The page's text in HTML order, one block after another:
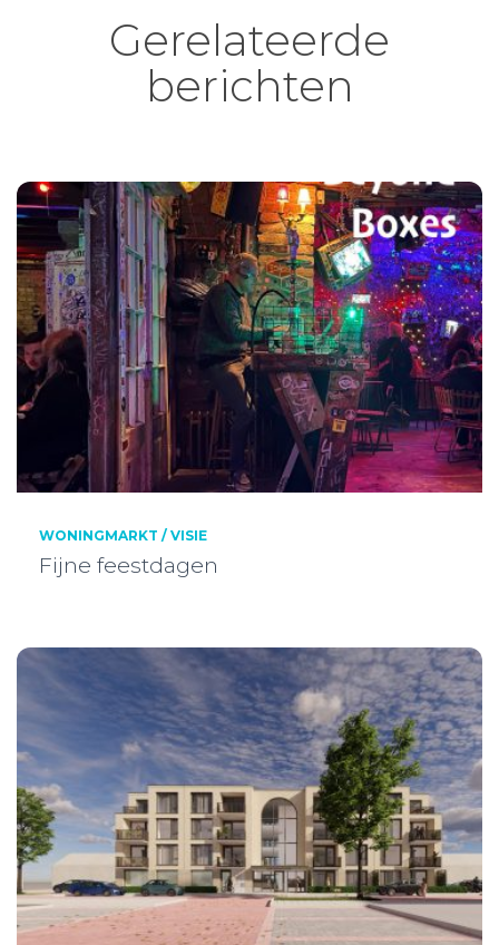
Gerelateerde
berichten
WONINGMARKT / VISIE
Fijne feestdagen